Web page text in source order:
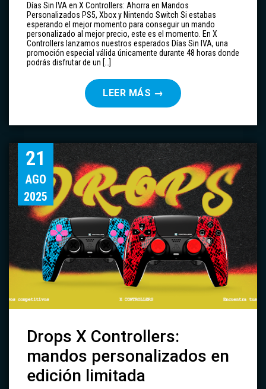
Días Sin IVA en X Controllers: Ahorra en Mandos
Personalizados PS5, Xbox y Nintendo Switch Si estabas
esperando el mejor momento para conseguir un mando
personalizado al mejor precio, este es el momento. En X
Controllers lanzamos nuestros esperados Días Sin IVA, una
promoción especial válida únicamente durante 48 horas donde
podrás disfrutar de un […]
LEER MÁS →
21
AGO
2025
Drops X Controllers:
mandos personalizados en
edición limitada